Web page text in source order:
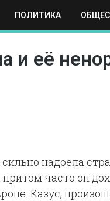
ПОЛИТИКА
НАУКА И ТЕХНИКА
и её
надоела
часто он
Казус,